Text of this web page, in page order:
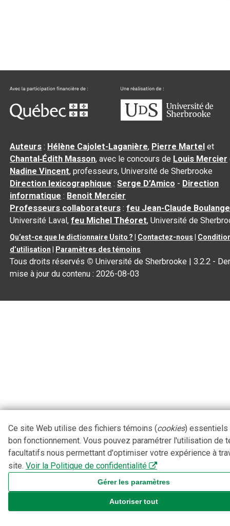
Auteurs : Hélène Cajolet-Laganière, Pierre Martel et
Chantal‑Édith Masson, avec le concours de Louis Mercier
Nadine Vincent, professeurs, Université de Sherbrooke
Direction lexicographique :Serge D’Amico - Direction
informatique : Benoit Mercier
Professeurs collaborateurs :feu Jean-Claude
Université Laval,feu Michel Théoret, Université de
Qu’est-ce que le dictionnaire Usito ? Contactez-nous
d’utilisation
Paramètres des témoins
Tous droits réservés © Université de Sherbrooke |3.2.2 -
mise à jour du contenu :2026-08-03
Ce site Web utilise des fichiers témoins (cookies) essentiels
bon fonctionnement. Vous pouvez paramétrer l'utilisation de
facultatifs nous permettant d'optimiser votre expérience à
site. Voir la Politique de confidentialité
Gérer les paramètres
Autoriser tout